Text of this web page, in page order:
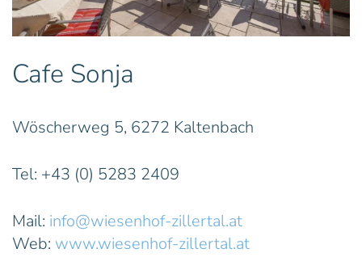
Cafe Sonja
Wöscherweg 5, 6272 Kaltenbach
Tel: +43 (0) 5283 2409
Mail: info@wiesenhof-zillertal.at
Web: www.wiesenhof-zillertal.at